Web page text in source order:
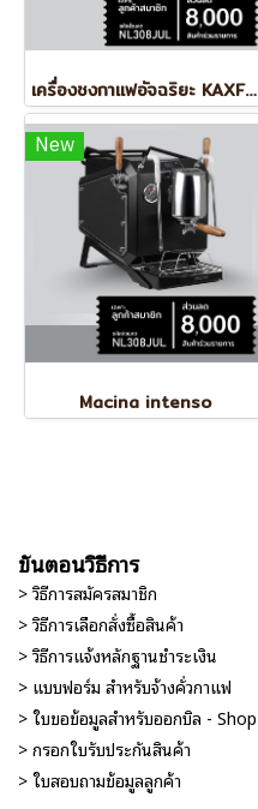
เครื่องชงกาแฟอัจฉริยะ KAXFREE : SF1 MAX
New
Macina intenso
ขั้นตอนวิธีการ
> วิธีการสมัครสมาชิก
> วิธีการเลือกสั่งซื้อสินค้า
> วิธีการแจ้งหลักฐานชำระเงิน
> แบบฟอร์ม สำหรับจ้างคั่วกาแฟ
> ใบขอข้อมูลสำหรับออกบิล - Shop
> กรอกใบรับประกันสินค้า
> ใบสอบถามข้อมูลลูกค้า